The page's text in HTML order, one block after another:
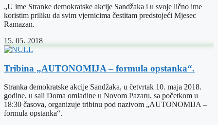
„U ime Stranke demokratske akcije Sandžaka i u svoje lično ime
koristim priliku da svim vjernicima čestitam predstojeći Mjesec
Ramazan.
15. 05. 2018
Tribina „AUTONOMIJA – formula opstanka“.
Stranka demokratske akcije Sandžaka, u četvrtak 10. maja 2018.
godine, u sali Doma omladine u Novom Pazaru, sa početkom u
18:30 časova, organizuje tribinu pod nazivom „AUTONOMIJA –
formula opstanka“.